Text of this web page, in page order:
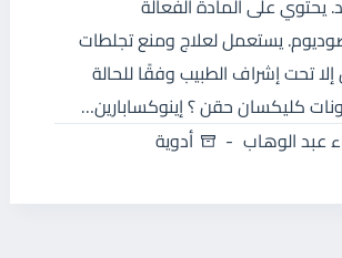
يحتوي على المادة الفعالة
يستعمل لعلاج ومنع تجلطات
تحت إشراف الطبيب وفقًا للحالة
كليكسان حقن ؟ إينوكسابارين…
عبد الوهاب
أدوية